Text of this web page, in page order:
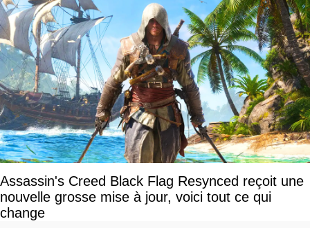
Assassin's Creed Black Flag Resynced reçoit une
nouvelle grosse mise à jour, voici tout ce qui
change